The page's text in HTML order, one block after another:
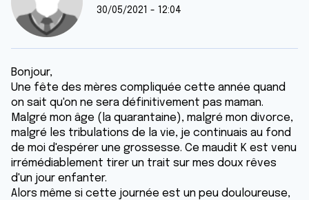
30/05/2021 - 12:04
Bonjour,
Une fête des mères compliquée cette année quand
on sait qu'on ne sera définitivement pas maman.
Malgré mon âge (la quarantaine), malgré mon divorce,
malgré les tribulations de la vie, je continuais au fond
de moi d'espérer une grossesse. Ce maudit K est venu
irrémédiablement tirer un trait sur mes doux rêves
d'un jour enfanter.
Alors même si cette journée est un peu douloureuse,